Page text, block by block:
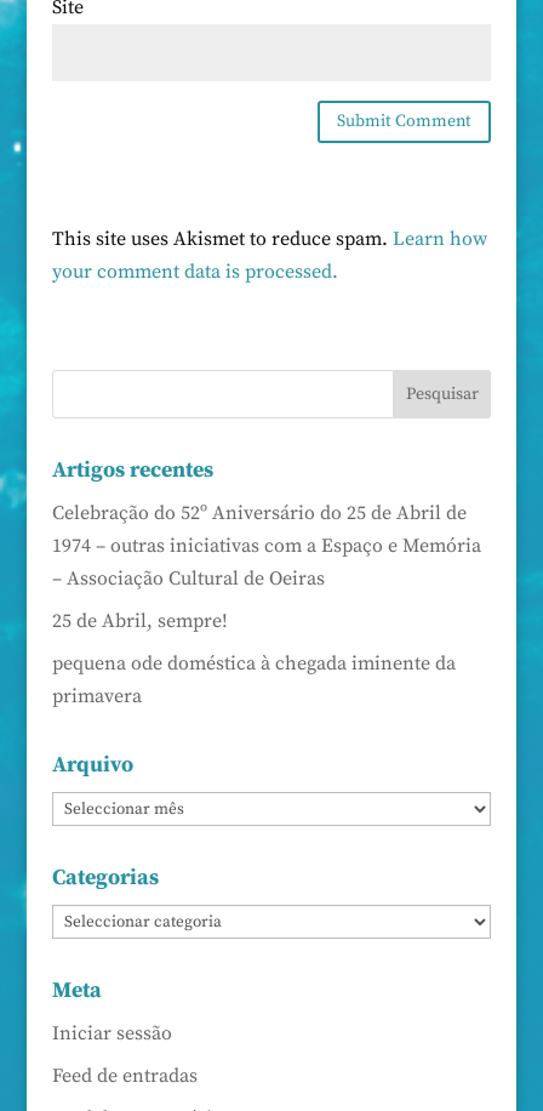
Site
This site uses Akismet to reduce spam. Learn how
your comment data is processed.
Artigos recentes
Celebração do 52º Aniversário do 25 de Abril de
1974 – outras iniciativas com a Espaço e Memória
– Associação Cultural de Oeiras
25 de Abril, sempre!
pequena ode doméstica à chegada iminente da
primavera
Arquivo
Categorias
Meta
Iniciar sessão
Feed de entradas